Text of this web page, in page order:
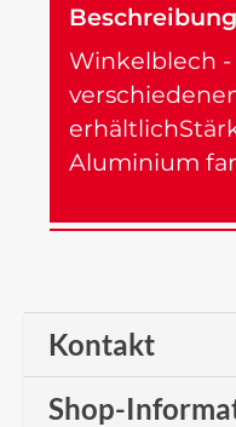
Beschreibung
Winkelblech
Aluminium
Kontakt
Shop-